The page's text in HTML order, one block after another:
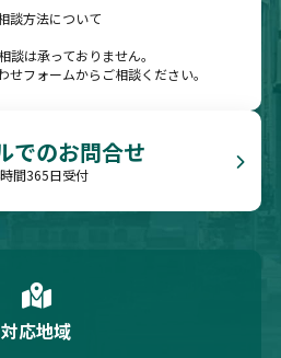
談方法について
は承っておりません。
せフォームからご相談ください。
でのお問合せ
間365日受付
対応地域